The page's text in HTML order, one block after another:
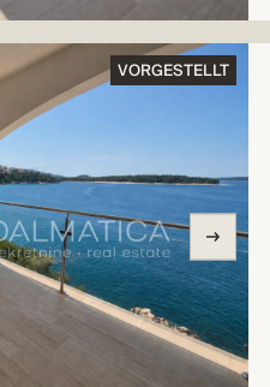
VORGESTELLT